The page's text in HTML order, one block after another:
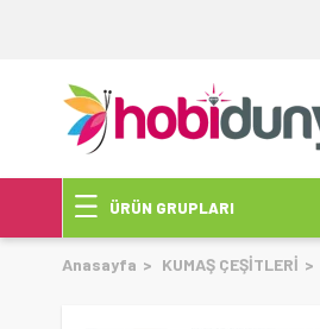
ÜRÜN GRUPLARI
Anasayfa KUMAŞ ÇEŞİTLERİ